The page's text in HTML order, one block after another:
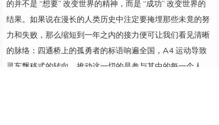
的并不是 “想要” 改变世界的精神，而是 “成功” 改变世界的
结果。如果说在漫长的人类历史中注定要掩埋那些未竟的努
力和失败，那么缩短到一年之内的接力便可让我们看见清晰
的脉络：四通桥上的孤勇者的标语响遍全国，A4 运动导致
灵车飘移式的转向，推动这一切的是参与其中的每一个人，